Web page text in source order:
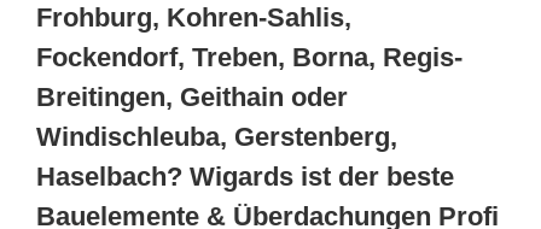
Frohburg, Kohren-Sahlis,
Fockendorf, Treben, Borna, Regis-
Breitingen, Geithain oder
Windischleuba, Gerstenberg,
Haselbach? Wigards ist der beste
Bauelemente & Überdachungen Profi